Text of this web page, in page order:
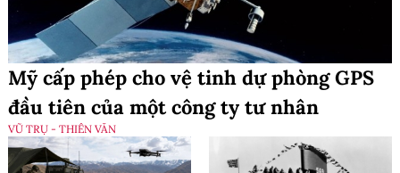
Mỹ cấp phép cho vệ tinh dự phòng GPS
đầu tiên của một công ty tư nhân
VŨ TRỤ - THIÊN VĂN